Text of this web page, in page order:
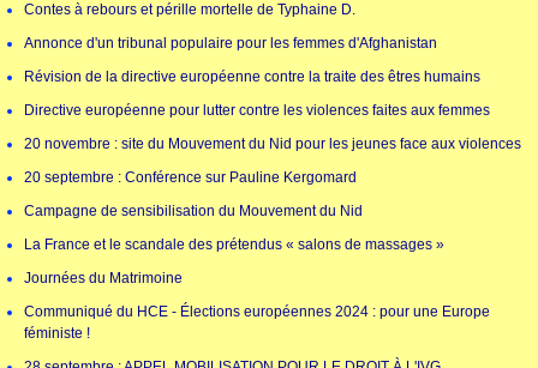
Contes à rebours et pérille mortelle de Typhaine D.
Annonce d'un tribunal populaire pour les femmes d'Afghanistan
Révision de la directive européenne contre la traite des êtres humains
Directive européenne pour lutter contre les violences faites aux femmes
20 novembre : site du Mouvement du Nid pour les jeunes face aux violences
20 septembre : Conférence sur Pauline Kergomard
Campagne de sensibilisation du Mouvement du Nid
La France et le scandale des prétendus « salons de massages »
Journées du Matrimoine
Communiqué du HCE - Élections européennes 2024 : pour une Europe
féministe !